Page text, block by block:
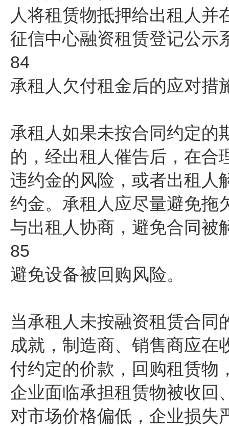
人将租赁物抵押给出租人
征信中心融资租赁登记公示
84
承租人欠付租金后的应对措
承租人如果未按合同约定的
的，经出租人催告后，在合
违约金的风险，或者出租人
约金。承租人应尽量避免拖
与出租人协商，避免合同被
85
避免设备被回购风险。
当承租人未按融资租赁合同
成就，制造商、销售商应在
付约定的价款，回购租赁物
企业面临承担租赁物被收回
对市场价格偏低，企业损失